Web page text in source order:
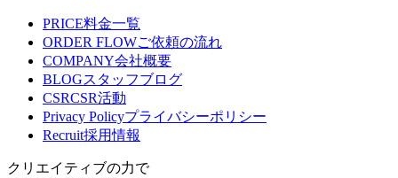
PRICE料金一覧
ORDER FLOWご依頼の流れ
COMPANY会社概要
BLOGスタッフブログ
CSRCSR活動
Privacy Policyプライバシーポリシー
Recruit採用情報
クリエイティブの力で